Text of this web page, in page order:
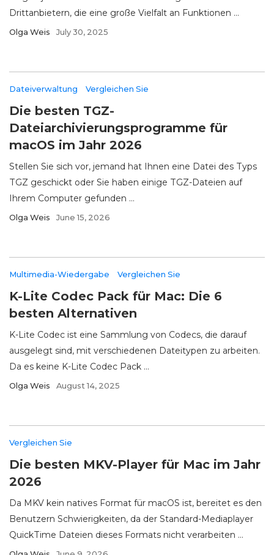
Drittanbietern, die eine große Vielfalt an Funktionen ...
Olga Weis July 30, 2025
Dateiverwaltung Vergleichen Sie
Die besten TGZ-
Dateiarchivierungsprogramme für
macOS im Jahr 2026
Stellen Sie sich vor, jemand hat Ihnen eine Datei des Typs
TGZ geschickt oder Sie haben einige TGZ-Dateien auf
Ihrem Computer gefunden ...
Olga Weis June 15, 2026
Multimedia-Wiedergabe Vergleichen Sie
K-Lite Codec Pack für Mac: Die 6
besten Alternativen
K-Lite Codec ist eine Sammlung von Codecs, die darauf
ausgelegt sind, mit verschiedenen Dateitypen zu arbeiten.
Da es keine K-Lite Codec Pack ...
Olga Weis August 14, 2025
Vergleichen Sie
Die besten MKV-Player für Mac im Jahr
2026
Da MKV kein natives Format für macOS ist, bereitet es den
Benutzern Schwierigkeiten, da der Standard-Mediaplayer
QuickTime Dateien dieses Formats nicht verarbeiten ...